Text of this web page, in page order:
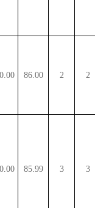
86.00 2 2
85.99 3 3